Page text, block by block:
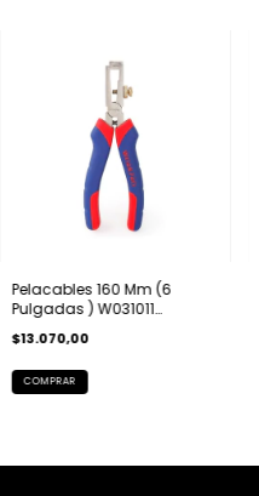
Pelacables 160 Mm (6
Pulgadas ) W031011
$13.070,00